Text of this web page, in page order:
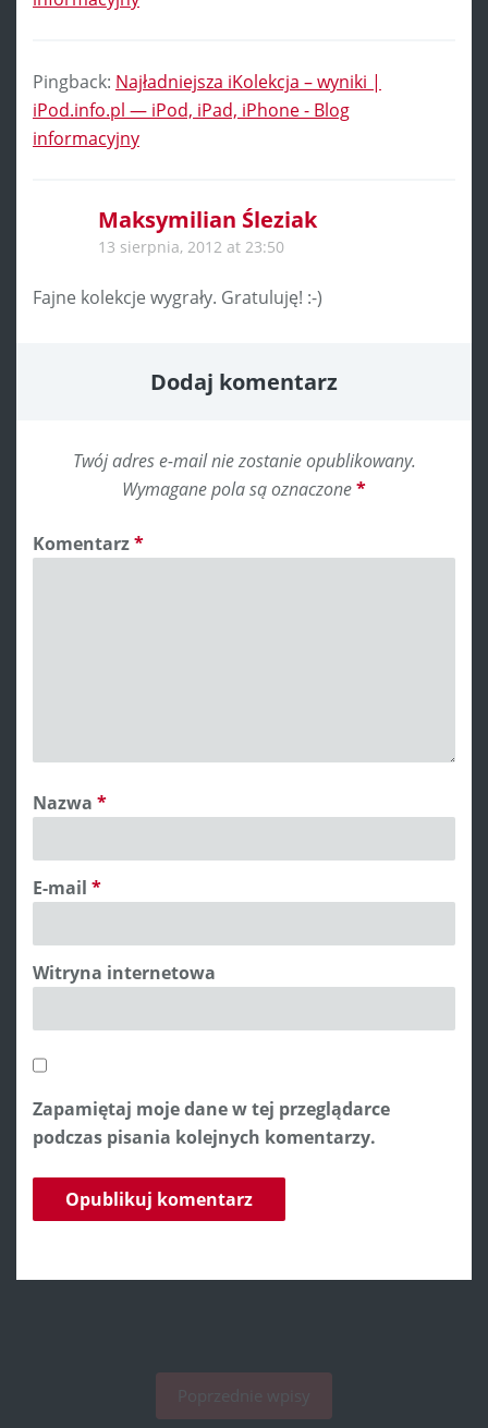
Pingback: Najładniejsza iKolekcja – wyniki |
iPod.info.pl — iPod, iPad, iPhone - Blog
informacyjny
Maksymilian Śleziak
13 sierpnia, 2012 at 23:50
Fajne kolekcje wygrały. Gratuluję! :-)
Dodaj komentarz
Twój adres e-mail nie zostanie opublikowany.
Wymagane pola są oznaczone*
Komentarz*
Nazwa *
E-mail *
Witryna internetowa
Zapamiętaj moje dane w tej przeglądarce
podczas pisania kolejnych komentarzy.